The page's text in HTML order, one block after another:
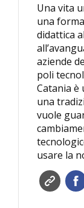
Una vita
una
didattica
aziende
poli
Catania è
una
vuole
usare la